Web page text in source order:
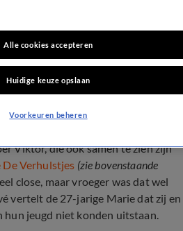
onthult fikse
Viktor
Viktor, die ook samen te zien zijn
Verhulstjes (zie bovenstaande
close, maar vroeger was dat wel
vertelt de 27-jarige Marie dat zij en
hun jeugd niet konden uitstaan.
Alle cookies accepteren
Huidige keuze opslaan
Voorkeuren beheren